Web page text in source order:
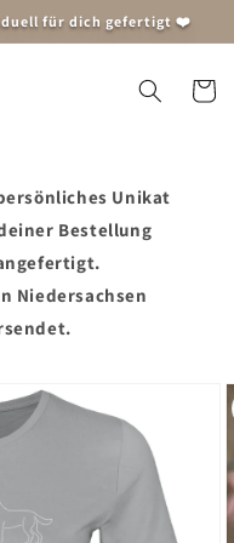
für dich gefertigt ❤️
Unikat
Bestellung
Niedersachsen